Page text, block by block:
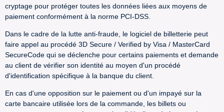
cryptage pour protéger toutes les données liées aux moyens de
paiement conformément à la norme PCI-DSS.
Dans le cadre de la lutte anti-fraude, le logiciel de billetterie peut
faire appel au procédé 3D Secure / Verified by Visa / MasterCard
SecureCode qui se déclenche pour certains paiements et demande
au client de vérifier son identité au moyen d'un procédé
d'identification spécifique à la banque du client.
En cas d'une opposition sur le paiement ou d'un impayé sur la
carte bancaire utilisée lors de la commande, les billets ou